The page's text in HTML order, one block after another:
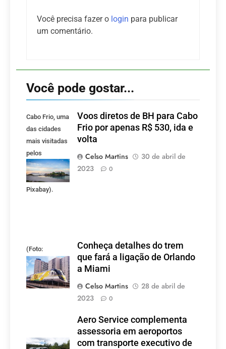
Você precisa fazer o login para publicar
um comentário.
Você pode gostar...
Cabo Frio, uma
das cidades
mais visitadas
pelos
mineiros.
(Foto:
Pixabay).
Voos diretos de BH para Cabo
Frio por apenas R$ 530, ida e
volta
Celso Martins
30 de abril de
2023
0
(Foto:
divulgação)
Conheça detalhes do trem
que fará a ligação de Orlando
a Miami
Celso Martins
28 de abril de
2023
0
Aero Service complementa
assessoria em aeroportos
com transporte executivo de